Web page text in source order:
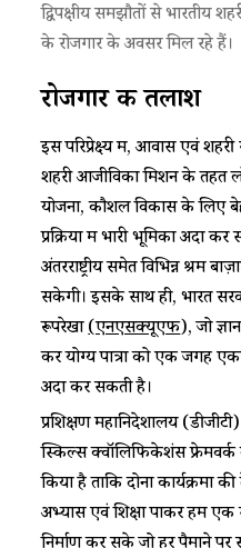
द्विपक्षीय समझौतों से भारतीय
के रोजगार के अवसर मिल रहे हैं।
रोजगार की तलाश
इस परिप्रेक्ष्य में, आवास एवं शहरी
शहरी आजीविका मिशन के तहत
योजना, कौशल विकास के लिए
प्रक्रिया में भारी भूमिका अदा
अंतरराष्ट्रीय समेत विभिन्न श्रम
सकेगी। इसके साथ ही, भारत
रूपरेखा(एनएसक्यूएफ), जो
कर योग्य पात्रों को एक जगह
अदा कर सकती है।
प्रशिक्षण महानिदेशालय
स्किल्स क्वॉलिफिकेशंस
किया है ताकि दोनों कार्यक्रमों
अभ्यास एवं शिक्षा पाकर हम एक